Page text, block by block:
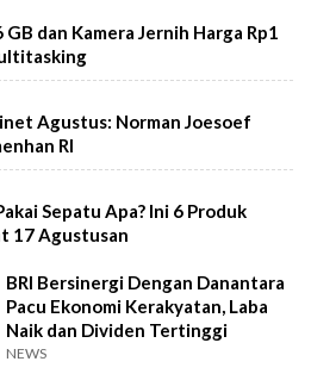
dan Kamera Jernih Harga Rp1
Agustus: Norman Joesoef
RI
Sepatu Apa? Ini 6 Produk
17 Agustusan
BRI Bersinergi Dengan Danantara
Pacu Ekonomi Kerakyatan, Laba
Naik dan Dividen Tertinggi
NEWS